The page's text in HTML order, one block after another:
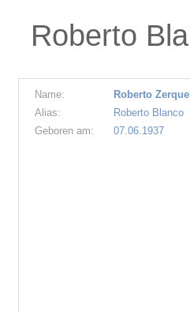
Roberto
Name:
Roberto
Alias:
Roberto Blanco
Geboren am:
07.06.1937